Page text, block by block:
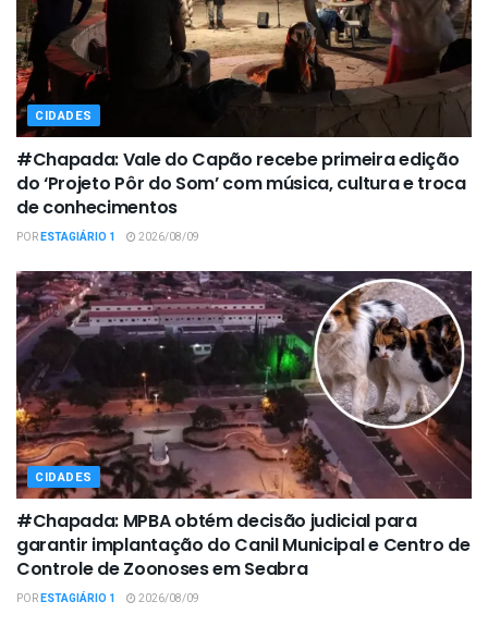
CIDADES
#Chapada: Vale do Capão recebe primeira edição
do ‘Projeto Pôr do Som’ com música, cultura e troca
de conhecimentos
PORESTAGIÁRIO 1 2026/08/09
CIDADES
#Chapada: MPBA obtém decisão judicial para
garantir implantação do Canil Municipal e Centro de
Controle de Zoonoses em Seabra
PORESTAGIÁRIO 1 2026/08/09